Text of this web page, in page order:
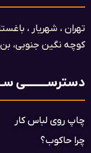
تهران ، شهریار ،
کوچه نگین جنوبی،
دسترســـــــــی
چاپ روی لباس کار
چرا حاکوب؟